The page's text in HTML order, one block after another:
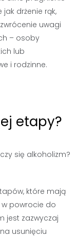
drżenie rąk,
uwagi
– osoby
lub
i rodzinne.
etapy?
które mają
powrocie do
jest zazwyczaj
usunięciu